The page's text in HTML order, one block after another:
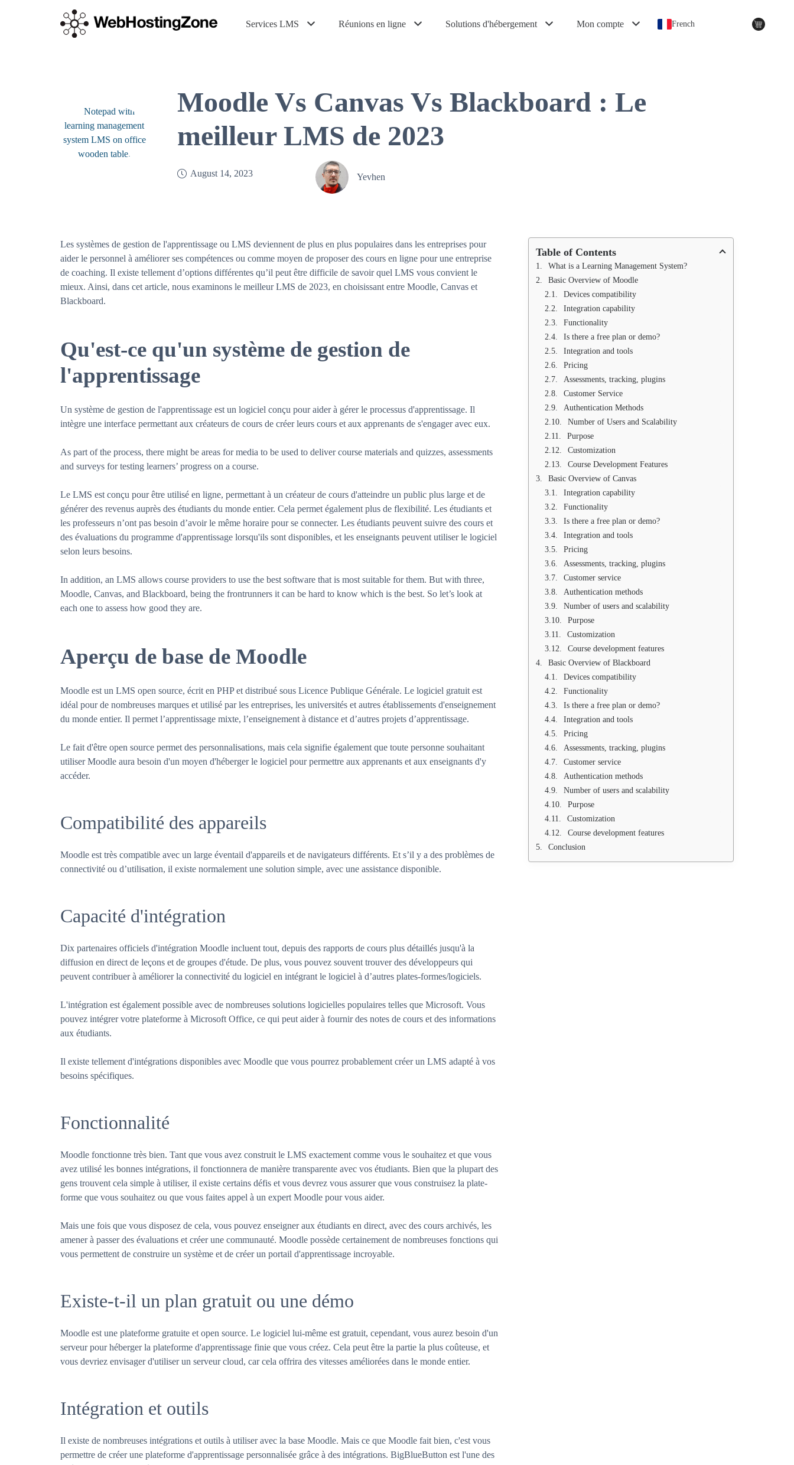
Services LMS Réunions en ligne Solutions d'hébergement Mon compte French
Moodle Vs Canvas Vs Blackboard : Le
meilleur LMS de 2023
August 14, 2023 Yevhen
Les systèmes de gestion de l'apprentissage ou LMS deviennent de plus en plus populaires dans les entreprises pour
aider le personnel à améliorer ses compétences ou comme moyen de proposer des cours en ligne pour une entreprise
de coaching. Il existe tellement d’options différentes qu’il peut être difficile de savoir quel LMS vous convient le
mieux. Ainsi, dans cet article, nous examinons le meilleur LMS de 2023, en choisissant entre Moodle, Canvas et
Blackboard.
Qu'est-ce qu'un système de gestion de
l'apprentissage
Un système de gestion de l'apprentissage est un logiciel conçu pour aider à gérer le processus d'apprentissage. Il
intègre une interface permettant aux créateurs de cours de créer leurs cours et aux apprenants de s'engager avec eux.
As part of the process, there might be areas for media to be used to deliver course materials and quizzes, assessments
and surveys for testing learners’ progress on a course.
Le LMS est conçu pour être utilisé en ligne, permettant à un créateur de cours d'atteindre un public plus large et de
générer des revenus auprès des étudiants du monde entier. Cela permet également plus de flexibilité. Les étudiants et
les professeurs n’ont pas besoin d’avoir le même horaire pour se connecter. Les étudiants peuvent suivre des cours et
des évaluations du programme d'apprentissage lorsqu'ils sont disponibles, et les enseignants peuvent utiliser le logiciel
selon leurs besoins.
In addition, an LMS allows course providers to use the best software that is most suitable for them. But with three,
Moodle, Canvas, and Blackboard, being the frontrunners it can be hard to know which is the best. So let’s look at
each one to assess how good they are.
Aperçu de base de Moodle
Moodle est un LMS open source, écrit en PHP et distribué sous Licence Publique Générale. Le logiciel gratuit est
idéal pour de nombreuses marques et utilisé par les entreprises, les universités et autres établissements d'enseignement
du monde entier. Il permet l’apprentissage mixte, l’enseignement à distance et d’autres projets d’apprentissage.
Le fait d'être open source permet des personnalisations, mais cela signifie également que toute personne souhaitant
utiliser Moodle aura besoin d'un moyen d'héberger le logiciel pour permettre aux apprenants et aux enseignants d'y
accéder.
Compatibilité des appareils
Moodle est très compatible avec un large éventail d'appareils et de navigateurs différents. Et s’il y a des problèmes de
connectivité ou d’utilisation, il existe normalement une solution simple, avec une assistance disponible.
Capacité d'intégration
Dix partenaires officiels d'intégration Moodle incluent tout, depuis des rapports de cours plus détaillés jusqu'à la
diffusion en direct de leçons et de groupes d'étude. De plus, vous pouvez souvent trouver des développeurs qui
peuvent contribuer à améliorer la connectivité du logiciel en intégrant le logiciel à d’autres plates-formes/logiciels.
L'intégration est également possible avec de nombreuses solutions logicielles populaires telles que Microsoft. Vous
pouvez intégrer votre plateforme à Microsoft Office, ce qui peut aider à fournir des notes de cours et des informations
aux étudiants.
Il existe tellement d'intégrations disponibles avec Moodle que vous pourrez probablement créer un LMS adapté à vos
besoins spécifiques.
Fonctionnalité
Moodle fonctionne très bien. Tant que vous avez construit le LMS exactement comme vous le souhaitez et que vous
avez utilisé les bonnes intégrations, il fonctionnera de manière transparente avec vos étudiants. Bien que la plupart des
gens trouvent cela simple à utiliser, il existe certains défis et vous devrez vous assurer que vous construisez la plate-
forme que vous souhaitez ou que vous faites appel à un expert Moodle pour vous aider.
Mais une fois que vous disposez de cela, vous pouvez enseigner aux étudiants en direct, avec des cours archivés, les
amener à passer des évaluations et créer une communauté. Moodle possède certainement de nombreuses fonctions qui
vous permettent de construire un système et de créer un portail d'apprentissage incroyable.
Existe-t-il un plan gratuit ou une démo
Moodle est une plateforme gratuite et open source. Le logiciel lui-même est gratuit, cependant, vous aurez besoin d'un
serveur pour héberger la plateforme d'apprentissage finie que vous créez. Cela peut être la partie la plus coûteuse, et
vous devriez envisager d'utiliser un serveur cloud, car cela offrira des vitesses améliorées dans le monde entier.
Intégration et outils
Il existe de nombreuses intégrations et outils à utiliser avec la base Moodle. Mais ce que Moodle fait bien, c'est vous
permettre de créer une plateforme d'apprentissage personnalisée grâce à des intégrations. BigBlueButton est l'une des
Table of Contents
What is a Learning Management System?
Basic Overview of Moodle
Devices compatibility
Integration capability
Functionality
Is there a free plan or demo?
Integration and tools
Pricing
Assessments, tracking, plugins
Customer Service
Authentication Methods
Number of Users and Scalability
Purpose
Customization
Course Development Features
Basic Overview of Canvas
Integration capability
Functionality
Is there a free plan or demo?
Integration and tools
Pricing
Assessments, tracking, plugins
Customer service
Authentication methods
Number of users and scalability
Purpose
Customization
Course development features
Basic Overview of Blackboard
Devices compatibility
Functionality
Is there a free plan or demo?
Integration and tools
Pricing
Assessments, tracking, plugins
Customer service
Authentication methods
Number of users and scalability
Purpose
Customization
Course development features
Conclusion